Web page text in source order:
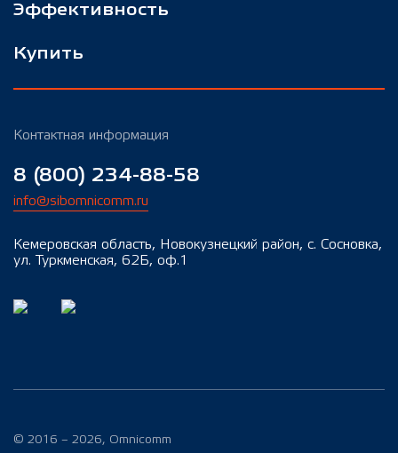
Эффективность
Купить
Контактная информация
8 (800) 234-88-58
info@sibomnicomm.ru
Кемеровская область, Новокузнецкий район, с. Сосновка,
ул. Туркменская, 62Б, оф.1
© 2016 – 2026, Omnicomm